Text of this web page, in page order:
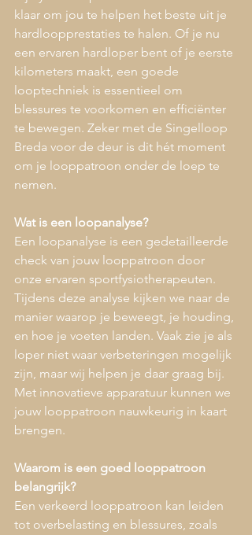
klaar om jou te helpen het beste uit je
hardloopprestaties te halen. Of je nu
een ervaren hardloper bent of je eerste
kilometers maakt, een goede
looptechniek is essentieel om
blessures te voorkomen en efficiënter
te bewegen. Zeker met de Singelloop
Breda voor de deur is dit hét moment
om je looppatroon onder de loep te
nemen.
Wat is een loopanalyse?
Een loopanalyse is een gedetailleerde
check van jouw looppatroon door
onze ervaren sportfysiotherapeuten.
Tijdens deze analyse kijken we naar de
manier waarop je beweegt, je houding,
en hoe je voeten landen. Vaak zie je als
loper niet waar verbeteringen mogelijk
zijn, maar wij helpen je daar graag bij.
Met innovatieve apparatuur kunnen we
jouw looppatroon nauwkeurig in kaart
brengen.
Waarom is een goed looppatroon
belangrijk?
Een verkeerd looppatroon kan leiden
tot overbelasting en blessures, zoals